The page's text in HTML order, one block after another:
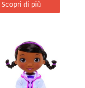
Scopri di più